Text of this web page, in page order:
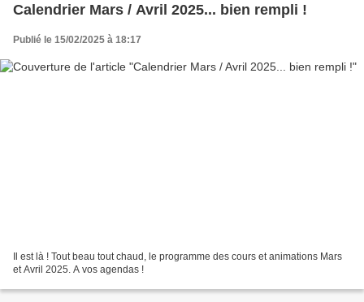
Calendrier Mars / Avril 2025... bien rempli !
Publié le 15/02/2025 à 18:17
Il est là ! Tout beau tout chaud, le programme des cours et animations Mars
et Avril 2025. A vos agendas !